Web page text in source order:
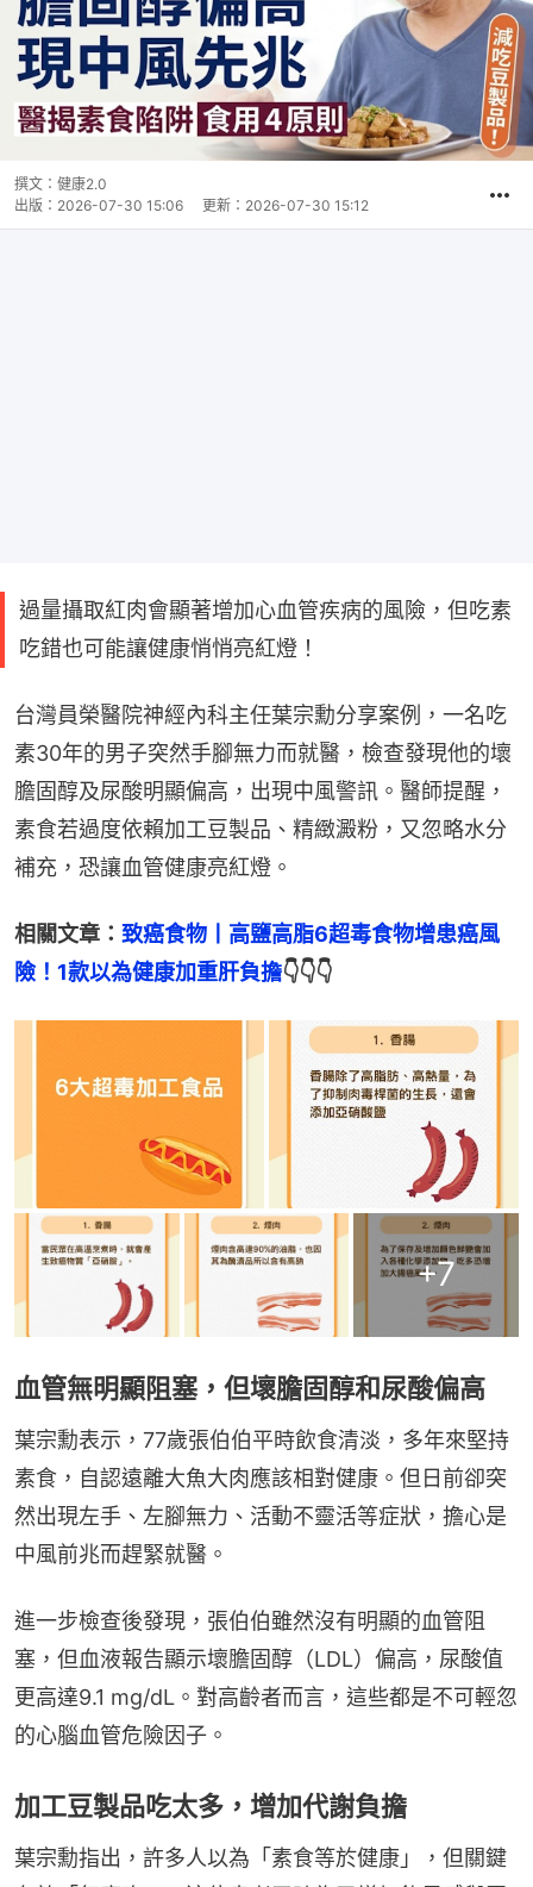
撰文： 健康2.0
出版： 2026-07-30 15:06 更新： 2026-07-30 15:12
過量攝取紅肉會顯著增加心血管疾病的風險，但吃素
吃錯也可能讓健康悄悄亮紅燈！
台灣員榮醫院神經內科主任葉宗勳分享案例，一名吃
素30年的男子突然手腳無力而就醫，檢查發現他的壞
膽固醇及尿酸明顯偏高，出現中風警訊。醫師提醒，
素食若過度依賴加工豆製品、精緻澱粉，又忽略水分
補充，恐讓血管健康亮紅燈。
相關文章： 致癌食物丨高鹽高脂6超毒食物增患癌風
險！1款以為健康加重肝負擔👇👇👇
+7
血管無明顯阻塞，但壞膽固醇和尿酸偏高
葉宗勳表示，77歲張伯伯平時飲食清淡，多年來堅持
素食，自認遠離大魚大肉應該相對健康。但日前卻突
然出現左手、左腳無力、活動不靈活等症狀，擔心是
中風前兆而趕緊就醫。
進一步檢查後發現，張伯伯雖然沒有明顯的血管阻
塞，但血液報告顯示壞膽固醇（LDL）偏高，尿酸值
更高達9.1 mg/dL。對高齡者而言，這些都是不可輕忽
的心腦血管危險因子。
加工豆製品吃太多，增加代謝負擔
葉宗勳指出，許多人以為「素食等於健康」，但關鍵